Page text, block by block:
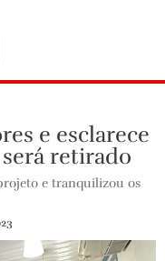
e esclarece
retirado
e tranquilizou os